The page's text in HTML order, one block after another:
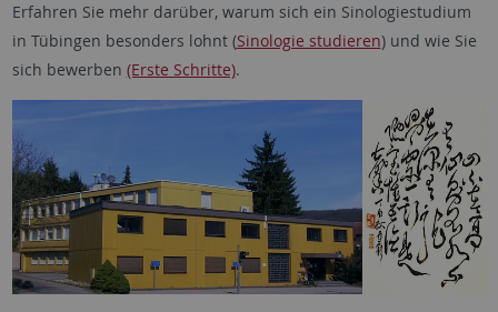
Erfahren Sie mehr darüber, warum sich ein Sinologiestudium
in Tübingen besonders lohnt (Sinologie studieren) und wie Sie
sich bewerben (Erste Schritte).